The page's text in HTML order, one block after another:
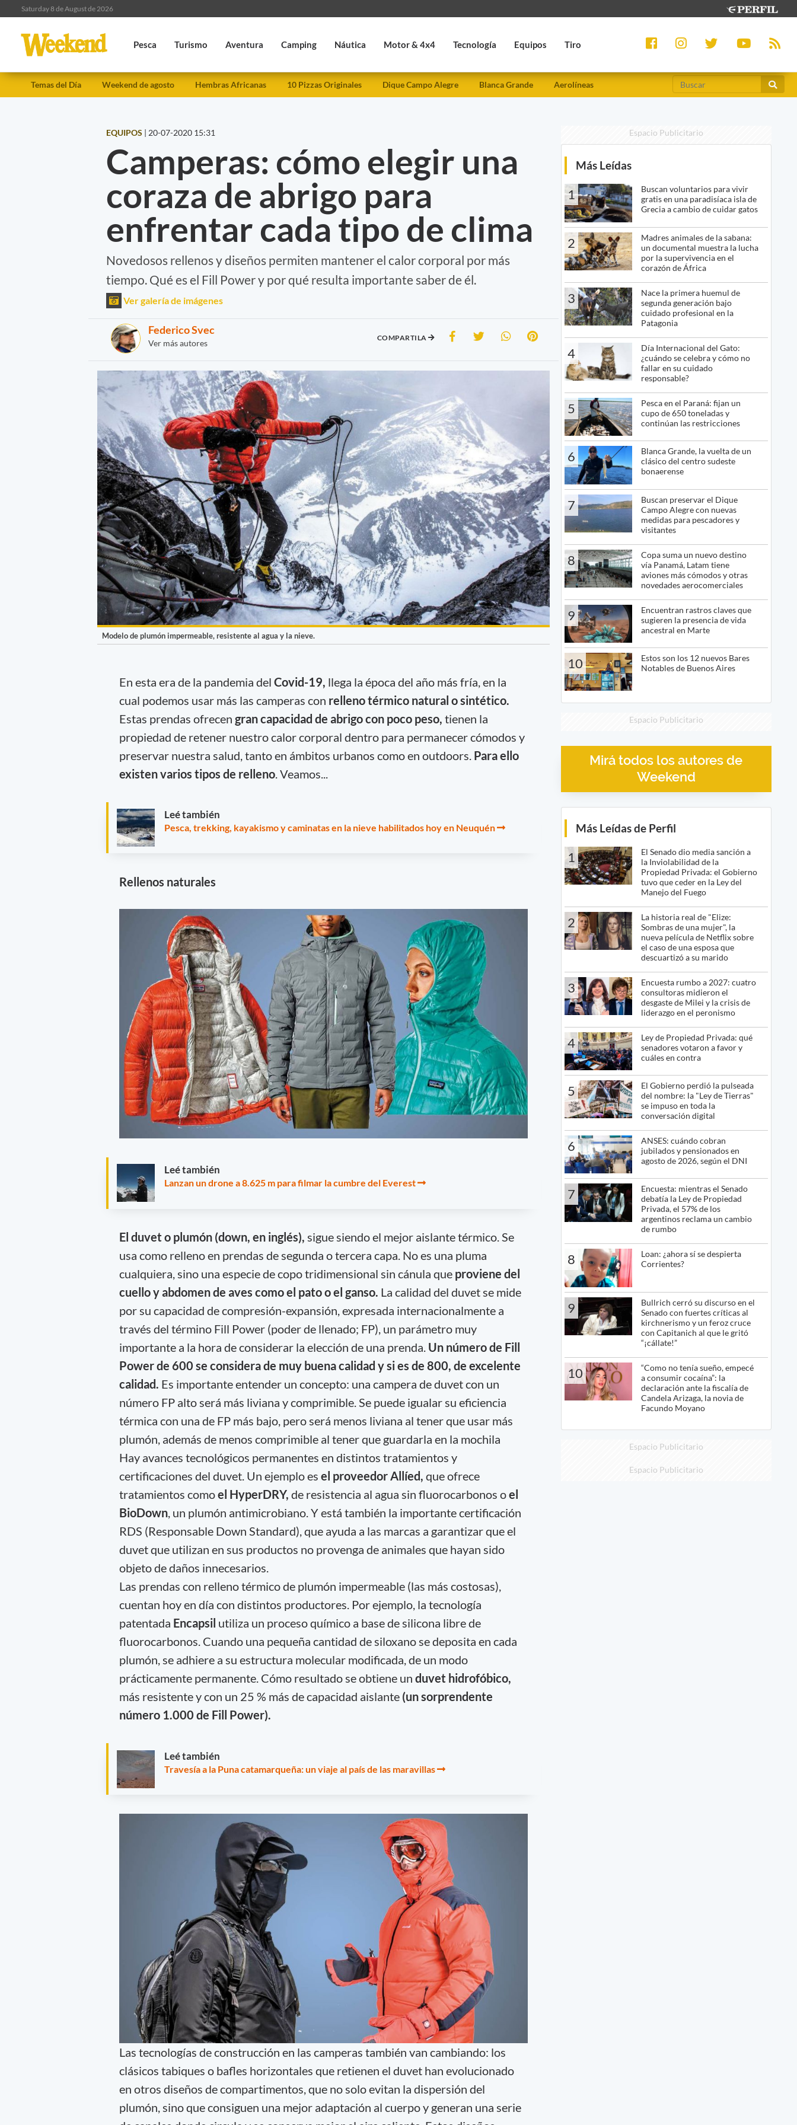
Saturday 8 de August de 2026
Pesca Turismo Aventura Camping Náutica Motor & 4x4 Tecnología Equipos Tiro
Temas del Día Weekend de agosto Hembras Africanas 10 Pizzas Originales Dique Campo Alegre Blanca Grande Aerolíneas
EQUIPOS | 20-07-2020 15:31
Camperas: cómo elegir una
coraza de abrigo para
enfrentar cada tipo de clima
Novedosos rellenos y diseños permiten mantener el calor corporal por más
tiempo. Qué es el Fill Power y por qué resulta importante saber de él.
Ver galería de imágenes
Federico Svec
Ver más autores
COMPARTILA
Modelo de plumón impermeable, resistente al agua y la nieve.
En esta era de la pandemia del Covid-19, llega la época del año más fría, en la
cual podemos usar más las camperas con relleno térmico natural o sintético.
Estas prendas ofrecen gran capacidad de abrigo con poco peso, tienen la
propiedad de retener nuestro calor corporal dentro para permanecer cómodos y
preservar nuestra salud, tanto en ámbitos urbanos como en outdoors. Para ello
existen varios tipos de relleno. Veamos...
Leé también
Pesca, trekking, kayakismo y caminatas en la nieve habilitados hoy en Neuquén
Rellenos naturales
Leé también
Lanzan un drone a 8.625 m para filmar la cumbre del Everest
El duvet o plumón (down, en inglés), sigue siendo el mejor aislante térmico. Se
usa como relleno en prendas de segunda o tercera capa. No es una pluma
cualquiera, sino una especie de copo tridimensional sin cánula que proviene del
cuello y abdomen de aves como el pato o el ganso. La calidad del duvet se mide
por su capacidad de compresión-expansión, expresada internacionalmente a
través del término Fill Power (poder de llenado; FP), un parámetro muy
importante a la hora de considerar la elección de una prenda. Un número de Fill
Power de 600 se considera de muy buena calidad y si es de 800, de excelente
calidad. Es importante entender un concepto: una campera de duvet con un
número FP alto será más liviana y comprimible. Se puede igualar su eficiencia
térmica con una de FP más bajo, pero será menos liviana al tener que usar más
plumón, además de menos comprimible al tener que guardarla en la mochila
Hay avances tecnológicos permanentes en distintos tratamientos y
certificaciones del duvet. Un ejemplo es el proveedor Allíed, que ofrece
tratamientos comoel HyperDRY, de resistencia al agua sin fluorocarbonos oel
BioDown, un plumón antimicrobiano. Y está también la importante certificación
RDS (Responsable Down Standard), que ayuda a las marcas a garantizar que el
duvet que utilizan en sus productos no provenga de animales que hayan sido
objeto de daños innecesarios.
Las prendas con relleno térmico de plumón impermeable (las más costosas),
cuentan hoy en día con distintos productores. Por ejemplo, la tecnología
patentada Encapsil utiliza un proceso químico a base de silicona libre de
fluorocarbonos. Cuando una pequeña cantidad de siloxano se deposita en cada
plumón, se adhiere a su estructura molecular modificada, de un modo
prácticamente permanente. Cómo resultado se obtiene un duvet hidrofóbico,
más resistente y con un 25 % más de capacidad aislante (un sorprendente
número 1.000 de Fill Power).
Leé también
Travesía a la Puna catamarqueña: un viaje al país de las maravillas
Las tecnologías de construcción en las camperas también van cambiando: los
clásicos tabiques o bafles horizontales que retienen el duvet han evolucionado
en otros diseños de compartimentos, que no solo evitan la dispersión del
plumón, sino que consiguen una mejor adaptación al cuerpo y generan una serie
Espacio Publicitario
Más Leídas
1
Buscan voluntarios para vivir
gratis en una paradisíaca isla de
Grecia a cambio de cuidar gatos
2
Madres animales de la sabana:
un documental muestra la lucha
por la supervivencia en el
corazón de África
3
Nace la primera huemul de
segunda generación bajo
cuidado profesional en la
Patagonia
4
Día Internacional del Gato:
¿cuándo se celebra y cómo no
fallar en su cuidado
responsable?
5
Pesca en el Paraná: fijan un
cupo de 650 toneladas y
continúan las restricciones
6
Blanca Grande, la vuelta de un
clásico del centro sudeste
bonaerense
7
Buscan preservar el Dique
Campo Alegre con nuevas
medidas para pescadores y
visitantes
8
Copa suma un nuevo destino
vía Panamá, Latam tiene
aviones más cómodos y otras
novedades aerocomerciales
9
Encuentran rastros claves que
sugieren la presencia de vida
ancestral en Marte
10
Estos son los 12 nuevos Bares
Notables de Buenos Aires
Espacio Publicitario
Mirá todos los autores de
Weekend
Más Leídas de Perfil
1
El Senado dio media sanción a
la Inviolabilidad de la
Propiedad Privada: el Gobierno
tuvo que ceder en la Ley del
Manejo del Fuego
2
La historia real de "Elize:
Sombras de una mujer", la
nueva película de Netflix sobre
el caso de una esposa que
descuartizó a su marido
3
Encuesta rumbo a 2027: cuatro
consultoras midieron el
desgaste de Milei y la crisis de
liderazgo en el peronismo
4
Ley de Propiedad Privada: qué
senadores votaron a favor y
cuáles en contra
5
El Gobierno perdió la pulseada
del nombre: la "Ley de Tierras"
se impuso en toda la
conversación digital
6
ANSES: cuándo cobran
jubilados y pensionados en
agosto de 2026, según el DNI
7
Encuesta: mientras el Senado
debatía la Ley de Propiedad
Privada, el 57% de los
argentinos reclama un cambio
de rumbo
8
Loan: ¿ahora sí se despierta
Corrientes?
9
Bullrich cerró su discurso en el
Senado con fuertes críticas al
kirchnerismo y un feroz cruce
con Capitanich al que le gritó
“¡cállate!”
10
“Como no tenía sueño, empecé
a consumir cocaína”: la
declaración ante la fiscalía de
Candela Arizaga, la novia de
Facundo Moyano
Espacio Publicitario
Espacio Publicitario